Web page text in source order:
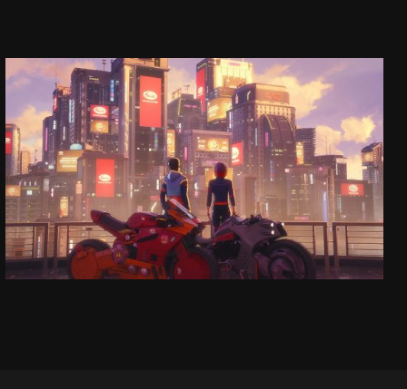
SASA
COMMERCIAL
SEE PROJECT